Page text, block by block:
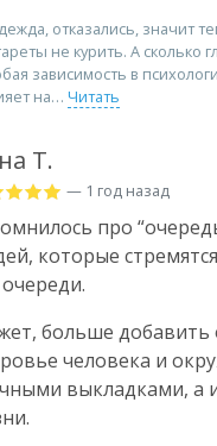
отказались, значит
не курить. А сколько
зависимость в
на
Читать
Т.
— 1 год назад
про
которые
больше добавить
человека и
выкладками, а